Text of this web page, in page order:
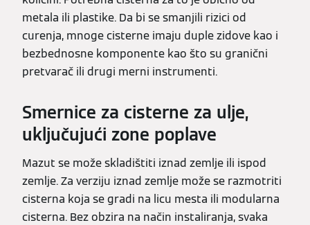
metala ili plastike. Da bi se smanjili rizici od
curenja, mnoge cisterne imaju duple zidove kao i
bezbednosne komponente kao što su granični
pretvarač ili drugi merni instrumenti.
Smernice za cisterne za ulje,
uključujući zone poplave
Mazut se može skladištiti iznad zemlje ili ispod
zemlje. Za verziju iznad zemlje može se razmotriti
cisterna koja se gradi na licu mesta ili modularna
cisterna. Bez obzira na način instaliranja, svaka